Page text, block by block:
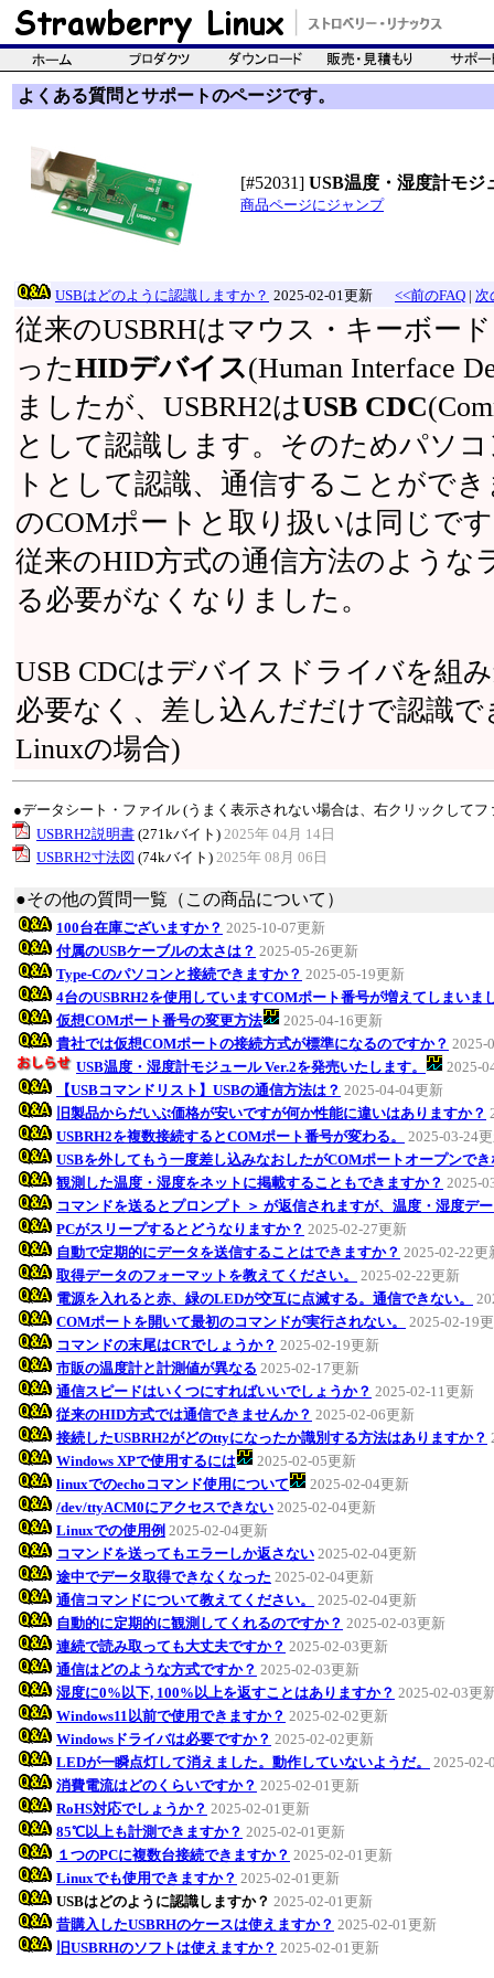
よくある質問とサポートのページです。
[#52031] USB温度・湿度計モジ
商品ページにジャンプ
USBはどのように認識しますか？ 2025-02-01更新 <<前のFAQ | 次
従来のUSBRHはマウス・キーボー
ったHIDデバイス(Human Interface
ましたが、USBRH2はUSB CDC
として認識します。そのためパソ
トとして認識、通信することがで
のCOMポートと取り扱いは同じで
従来のHID方式の通信方法のような
る必要がなくなりました。
USB CDCはデバイスドライバを組
必要なく、差し込んだだけで認識で
Linuxの場合)
●データシート・ファイル (うまく表示されない場合は、右クリックして
USBRH2説明書 (271kバイト) 2025年 04月 14日
USBRH2寸法図 (74kバイト) 2025年 08月 06日
●その他の質問一覧（この商品について）
100台在庫ございますか？ 2025-10-07更新
付属のUSBケーブルの太さは？ 2025-05-26更新
Type-Cのパソコンと接続できますか？ 2025-05-19更新
4台のUSBRH2を使用していますCOMポート番号が増えてしまいま
仮想COMポート番号の変更方法
2025-04-16更新
貴社では仮想COMポートの接続方式が標準になるのですか？ 2025-
USB温度・湿度計モジュール Ver.2を発売いたします。
2025-
【USBコマンドリスト】USBの通信方法は？ 2025-04-04更新
旧製品からだいぶ価格が安いですが何か性能に違いはありますか？
USBRH2を複数接続するとCOMポート番号が変わる。
2025-03-24
USBを外してもう一度差し込みなおしたがCOMポートオープンで
観測した温度・湿度をネットに掲載することもできますか？ 2025-
コマンドを送るとプロンプト ＞ が返信されますが、温度・湿度デ
PCがスリープするとどうなりますか？ 2025-02-27更新
自動で定期的にデータを送信することはできますか？ 2025-02-22更
取得データのフォーマットを教えてください。
2025-02-22更新
電源を入れると赤、緑のLEDが交互に点滅する。通信できない。
COMポートを開いて最初のコマンドが実行されない。
2025-02-19
コマンドの末尾はCRでしょうか？ 2025-02-19更新
市販の温度計と計測値が異なる 2025-02-17更新
通信スピードはいくつにすればいいでしょうか？ 2025-02-11更新
従来のHID方式では通信できませんか？ 2025-02-06更新
接続したUSBRH2がどのttyになったか識別する方法はありますか？
Windows XPで使用するには
2025-02-05更新
linuxでのechoコマンド使用について
2025-02-04更新
/dev/ttyACM0にアクセスできない 2025-02-04更新
Linuxでの使用例 2025-02-04更新
コマンドを送ってもエラーしか返さない 2025-02-04更新
途中でデータ取得できなくなった 2025-02-04更新
通信コマンドについて教えてください。
2025-02-04更新
自動的に定期的に観測してくれるのですか？ 2025-02-03更新
連続で読み取っても大丈夫ですか？ 2025-02-03更新
通信はどのような方式ですか？ 2025-02-03更新
湿度に0%以下, 100%以上を返すことはありますか？ 2025-02-03更
Windows11以前で使用できますか？ 2025-02-02更新
Windowsドライバは必要ですか？ 2025-02-02更新
LEDが一瞬点灯して消えました。動作していないようだ。
2025-02-
消費電流はどのくらいですか？ 2025-02-01更新
RoHS対応でしょうか？ 2025-02-01更新
85℃以上も計測できますか？ 2025-02-01更新
１つのPCに複数台接続できますか？ 2025-02-01更新
Linuxでも使用できますか？ 2025-02-01更新
USBはどのように認識しますか？ 2025-02-01更新
昔購入したUSBRHのケースは使えますか？ 2025-02-01更新
旧USBRHのソフトは使えますか？ 2025-02-01更新